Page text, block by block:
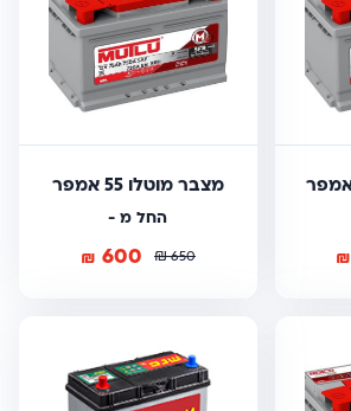
₪
מצבר מוטלו 55 אמפר
החל מ -
650
₪
600
₪